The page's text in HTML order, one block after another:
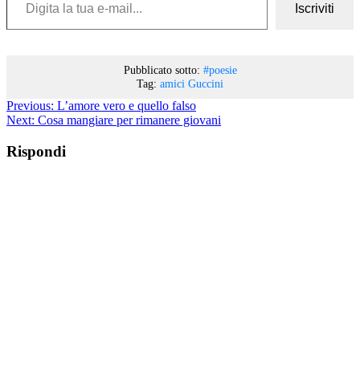
Iscriviti
Pubblicato sotto: #poesie
Tag: amici Guccini
Previous: L’amore vero e quello falso
Next: Cosa mangiare per rimanere giovani
Rispondi